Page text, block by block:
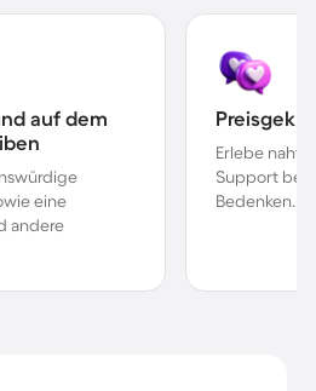
auf dem
eine
andere
Erlebe
Support bei
Bedenken.